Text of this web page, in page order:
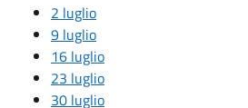
2 luglio
9 luglio
16 luglio
23 luglio
30 luglio